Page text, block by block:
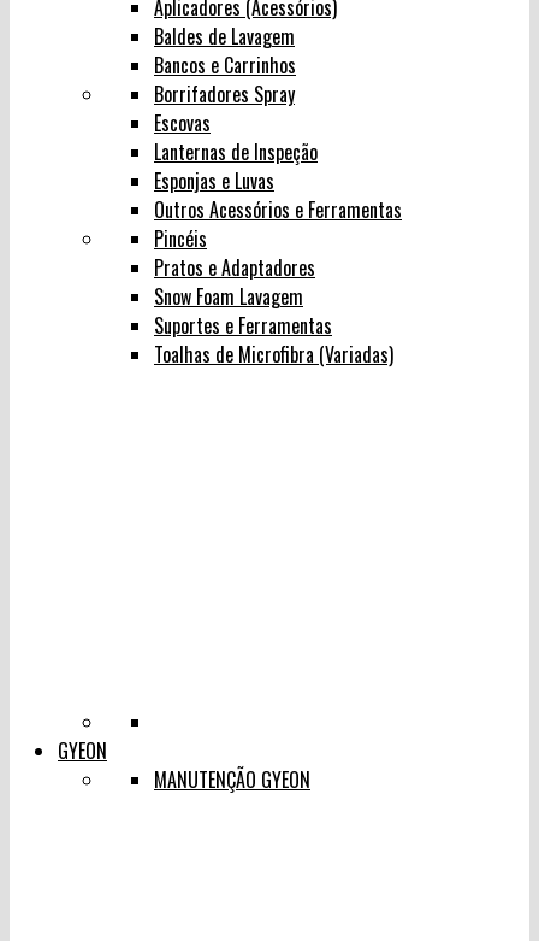
Aplicadores (Acessórios)
Baldes de Lavagem
Bancos e Carrinhos
Borrifadores Spray
Escovas
Lanternas de Inspeção
Esponjas e Luvas
Outros Acessórios e Ferramentas
Pincéis
Pratos e Adaptadores
Snow Foam Lavagem
Suportes e Ferramentas
Toalhas de Microfibra (Variadas)
GYEON
MANUTENÇÃO GYEON